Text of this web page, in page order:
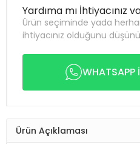
Yardıma mı İhtiyacınız
Ürün seçiminde yada
ihtiyacınız olduğunu
WHATSAPP
Ürün Açıklaması